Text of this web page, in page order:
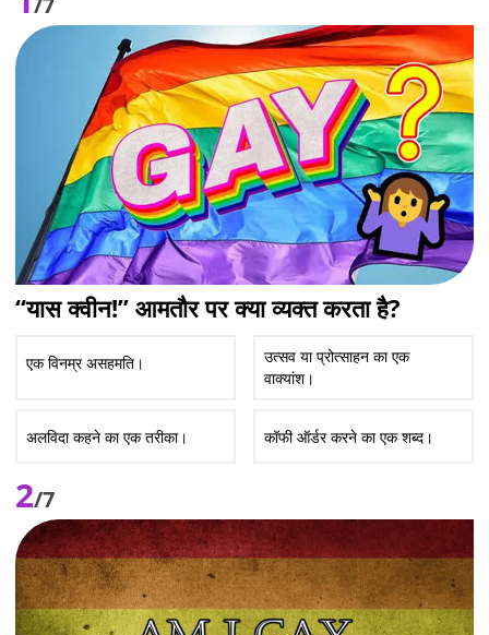
“यास क्वीन!” आमतौर पर क्या व्यक्त करता है?
एक विनम्र असहमति।
उत्सव या प्रोत्साहन का एक
वाक्यांश।
अलविदा कहने का एक तरीका। कॉफी ऑर्डर करने का एक शब्द।
2/7